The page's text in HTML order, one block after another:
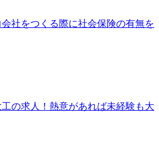
社をつくる際に社会保険の有無を
の求人！熱意があれば未経験も大